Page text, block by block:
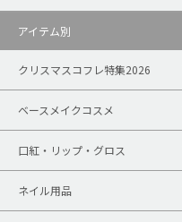
アイテム別
クリスマスコフレ特集2026
ベースメイクコスメ
口紅・リップ・グロス
ネイル用品